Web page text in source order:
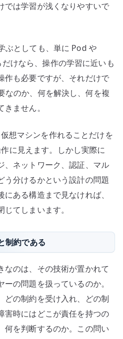
では学習が浅くなりやすいで
ぶとしても、単に Pod や
けなら、操作の学習に近いも
作も必要ですが、それだけで
のか、何を解決し、何を複
ません。
想マシンを作れることだけを
に見えます。しかし実際に
、ネットワーク、認証、マル
う分けるかという設計の問題
ある構造まで見なければ、
てしまいます。
制約である
なのは、その技術が置かれて
の問題を扱っているのか。
どの制約を受け入れ、どの制
害時にはどこが責任を持つの
何を判断するのか。この問い